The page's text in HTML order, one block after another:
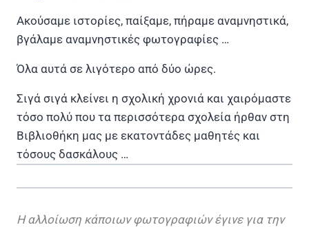
Ακούσαμε ιστορίες, παίξαμε, πήραμε αναμνηστικά,
βγάλαμε αναμνηστικές φωτογραφίες …
Όλα αυτά σε λιγότερο από δύο ώρες.
Σιγά σιγά κλείνει η σχολική χρονιά και χαιρόμαστε
τόσο πολύ που τα περισσότερα σχολεία ήρθαν στη
Βιβλιοθήκη μας με εκατοντάδες μαθητές και
τόσους δασκάλους …
Η αλλοίωση κάποιων φωτογραφιών έγινε για την